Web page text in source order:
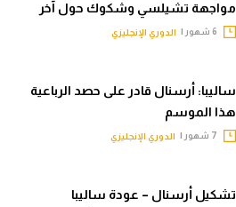
مواجهة تشيلسي وشكوك حول آخر
الدوري الإنجليزي
ساليبا: أرسنال قادر على حصد الرباعية
هذا الموسم
الدوري الإنجليزي
تشكيل أرسنال – عودة ساليبا